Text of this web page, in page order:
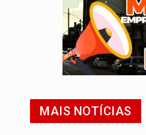
MAIS NOTÍCIAS